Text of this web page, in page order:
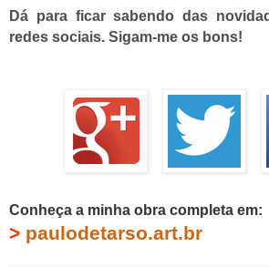
Dá para ficar sabendo das
redes sociais. Sigam-me os bons!
Conheça a minha obra completa em:
> paulodetarso.art.br